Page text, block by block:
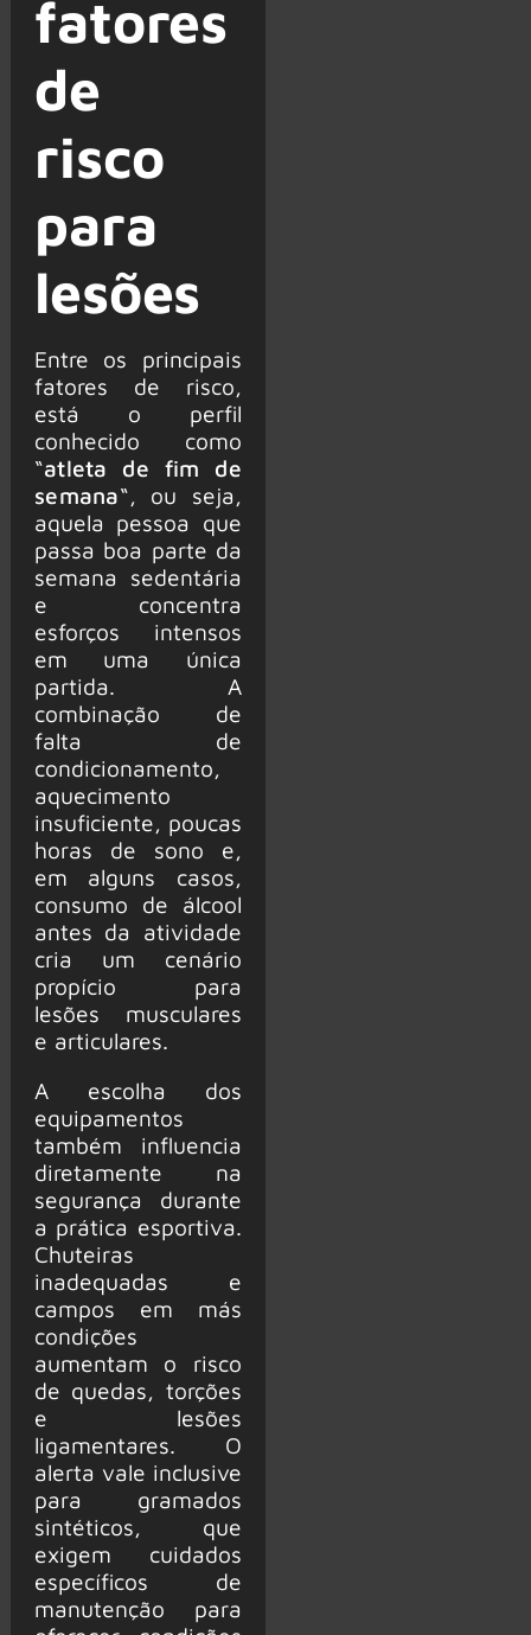
fatores
de
risco
para
lesões
Entre os principais
fatores de risco,
está o perfil
conhecido como
“atleta de fim de
semana“, ou seja,
aquela pessoa que
passa boa parte da
semana sedentária
e concentra
esforços intensos
em uma única
partida. A
combinação de
falta de
condicionamento,
aquecimento
insuficiente, poucas
horas de sono e,
em alguns casos,
consumo de álcool
antes da atividade
cria um cenário
propício para
lesões musculares
e articulares.
A escolha dos
equipamentos
também influencia
diretamente na
segurança durante
a prática esportiva.
Chuteiras
inadequadas e
campos em más
condições
aumentam o risco
de quedas, torções
e lesões
ligamentares. O
alerta vale inclusive
para gramados
sintéticos, que
exigem cuidados
específicos de
manutenção para